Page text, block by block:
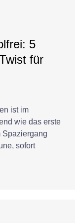
5
für
ist im
wie das erste
Spaziergang
sofort